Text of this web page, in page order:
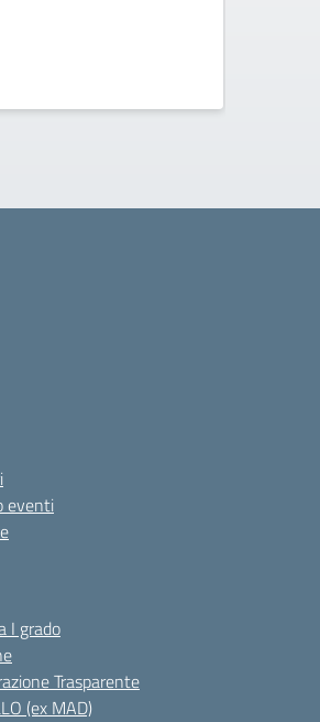
eventi
I grado
Trasparente
(ex MAD)